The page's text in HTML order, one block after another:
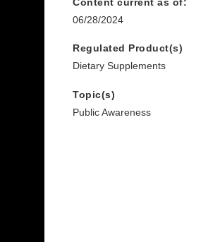
Content current as of:
06/28/2024
Regulated Product(s)
Dietary Supplements
Topic(s)
Public Awareness